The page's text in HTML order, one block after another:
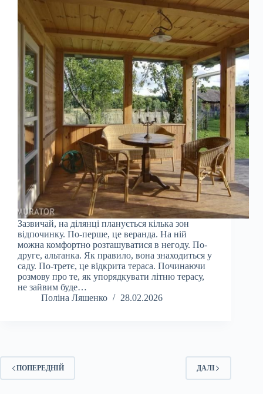
Зазвичай, на ділянці планується кілька зон
відпочинку. По-перше, це веранда. На ній
можна комфортно розташуватися в негоду. По-
друге, альтанка. Як правило, вона знаходиться у
саду. По-третє, це відкрита тераса. Починаючи
розмову про те, як упорядкувати літню терасу,
не зайвим буде…
Поліна Ляшенко
28.02.2026
ПОПЕРЕДНІЙ ДАЛІ